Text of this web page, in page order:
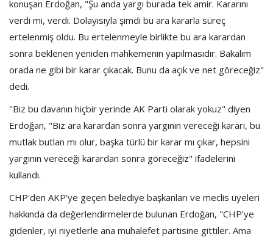
konuşan Erdoğan, "Şu anda yargı burada tek amir. Kararını
verdi mi, verdi. Dolayısıyla şimdi bu ara kararla süreç
ertelenmiş oldu. Bu ertelenmeyle birlikte bu ara karardan
sonra beklenen yeniden mahkemenin yapılmasıdır. Bakalım
orada ne gibi bir karar çıkacak. Bunu da açık ve net göreceğiz"
dedi.
"Biz bu davanın hiçbir yerinde AK Parti olarak yokuz" diyen
Erdoğan, "Biz ara karardan sonra yargının vereceği kararı, bu
mutlak butlan mı olur, başka türlü bir karar mı çıkar, hepsini
yargının vereceği karardan sonra göreceğiz" ifadelerini
kullandı.
CHP'den AKP'ye geçen belediye başkanları ve meclis üyeleri
hakkında da değerlendirmelerde bulunan Erdoğan, "CHP’ye
gidenler, iyi niyetlerle ana muhalefet partisine gittiler. Ama